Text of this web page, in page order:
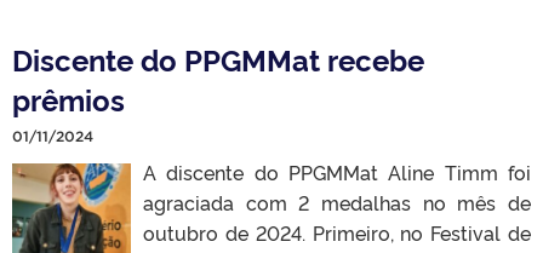
Discente do PPGMMat recebe
prêmios
01/11/2024
A discente do PPGMMat Aline Timm foi
agraciada com 2 medalhas no mês de
outubro de 2024. Primeiro, no Festival de